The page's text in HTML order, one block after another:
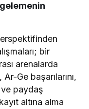
bir
arenalarda
Ge başarılarını,
paydaş
altına alma